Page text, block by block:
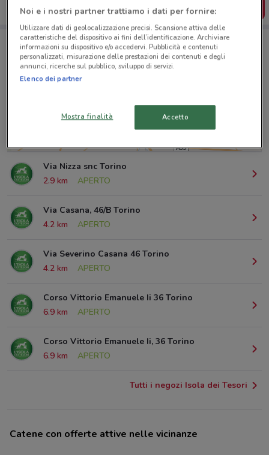
SCARICA L’APP
Negozi Isola dei Tesori a Moncalieri
Via Nizza snc Torino
2.9 km
APERTO
Via Casana, 46/B Torino
4.2 km
APERTO
Via Severino Casana 46 Torino
4.2 km
APERTO
Corso Vittorio Emanuele Ii 36 Torino
6.9 km
APERTO
Corso Vittorio Emanuele Ii, 36 Torino
6.9 km
APERTO
Tutti i negozi Isola dei Tesori
Catene con offerte attive nelle vicinanze
Noi e i nostri partner trattiamo i dati per fornire:
Utilizzare dati di geolocalizzazione precisi. Scansione attiva delle
caratteristiche del dispositivo ai fini dell’identificazione. Archiviare
informazioni su dispositivo e/o accedervi. Pubblicità e contenuti
personalizzati, misurazione delle prestazioni dei contenuti e degli
annunci, ricerche sul pubblico, sviluppo di servizi.
Elenco dei partner
Mostra finalità Accetto